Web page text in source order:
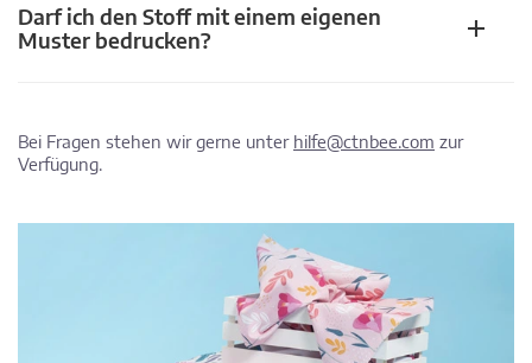
Darf ich den Stoff mit einem eigenen
Muster bedrucken?
Bei Fragen stehen wir gerne unter hilfe@ctnbee.com zur
Verfügung.